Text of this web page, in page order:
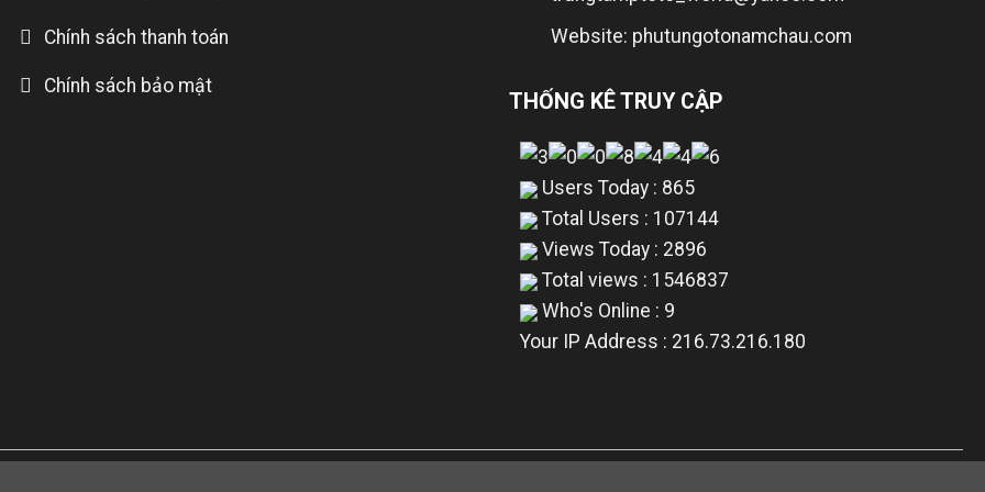
Chính sách thanh toán
Chính sách bảo mật
Website: phutungotonamchau.com
THỐNG KÊ TRUY CẬP
Users Today : 865
Total Users : 107144
Views Today : 2896
Total views : 1546837
Who's Online : 9
Your IP Address : 216.73.216.180